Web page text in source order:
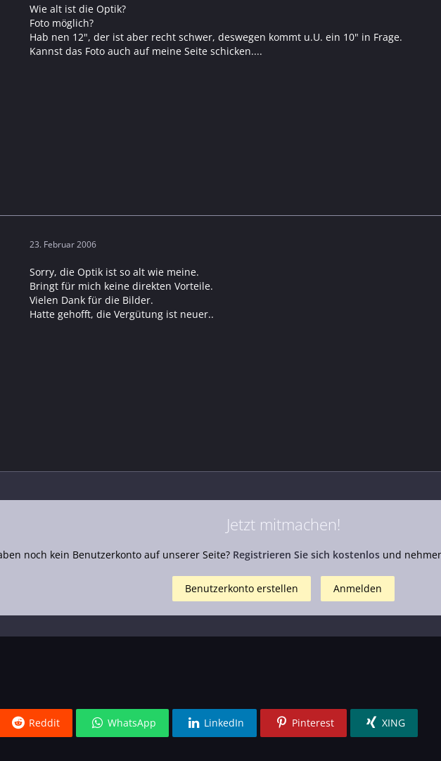
Wie alt ist die Optik?
Foto möglich?
Hab nen 12", der ist aber recht schwer, deswegen kommt u.U. ein 10" in Frage.
Kannst das Foto auch auf meine Seite schicken....
23. Februar 2006
Sorry, die Optik ist so alt wie meine.
Bringt für mich keine direkten Vorteile.
Vielen Dank für die Bilder.
Hatte gehofft, die Vergütung ist neuer..
Jetzt mitmachen!
noch kein Benutzerkonto auf unserer Seite? Registrieren Sie sich kostenlos und
Benutzerkonto erstellen Anmelden
Reddit WhatsApp LinkedIn Pinterest XING